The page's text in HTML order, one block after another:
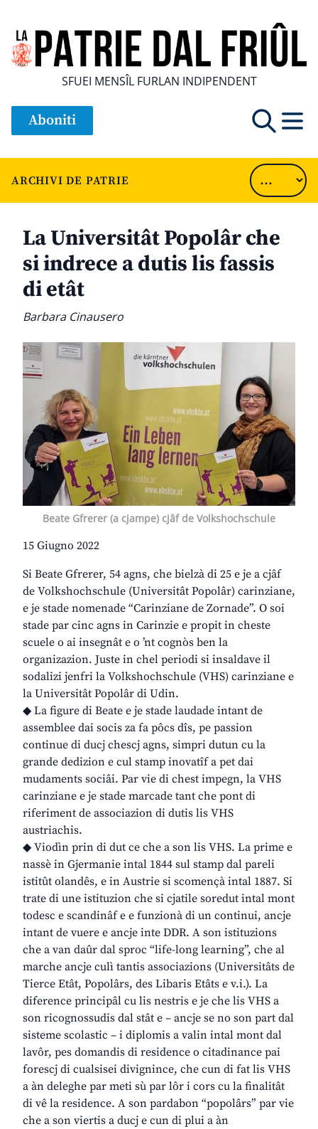
SFUEI MENSÎL FURLAN INDIPENDENT
Aboniti
ARCHIVI DE PATRIE
La Universitât Popolâr che
si indrece a dutis lis fassis
di etât
Barbara Cinausero
Beate Gfrerer (a cjampe) cjâf de Volkshochschule
15 Giugno 2022
Si Beate Gfrerer, 54 agns, che bielzà di 25 e je a cjâf
de Volkshochschule (Universitât Popolâr) carinziane,
e je stade nomenade “Carinziane de Zornade”. O soi
stade par cinc agns in Carinzie e propit in cheste
scuele o ai insegnât e o ’nt cognòs ben la
organizazion. Juste in chel periodi si insaldave il
sodalizi jenfri la Volkshochschule (VHS) carinziane e
la Universitât Popolâr di Udin.
◆ La figure di Beate e je stade laudade intant de
assemblee dai socis za fa pôcs dîs, pe passion
continue di ducj chescj agns, simpri dutun cu la
grande dedizion e cul stamp inovatîf a pet dai
mudaments sociâi. Par vie di chest impegn, la VHS
carinziane e je stade marcade tant che pont di
riferiment de associazion di dutis lis VHS
austriachis.
◆ Viodìn prin di dut ce che a son lis VHS. La prime e
nassè in Gjermanie intal 1844 sul stamp dal pareli
istitût olandês, e in Austrie si scomençà intal 1887. Si
trate di une istituzion che si cjatile soredut intal mont
todesc e scandinâf e e funzionà di un continui, ancje
intant de vuere e ancje inte DDR. A son istituzions
che a van daûr dal sproc “life-long learning”, che al
marche ancje culì tantis associazions (Universitâts de
Tierce Etât, Popolârs, des Libaris Etâts e v.i.). La
diference principâl cu lis nestris e je che lis VHS a
son ricognossudis dal stât e – ancje se no son part dal
sisteme scolastic – i diplomis a valin intal mont dal
lavôr, pes domandis di residence o citadinance pai
forescj di cualsisei divignince, che cun di fat lis VHS
a àn deleghe par meti sù par lôr i cors cu la finalitât
di vê la residence. A son pardabon “popolârs” par vie
che a son viertis a ducj e cun di plui a àn